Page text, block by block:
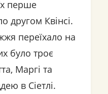
перше
другом Квінсі.
переїхало на
було троє
Маргі та
в Сіетлі.